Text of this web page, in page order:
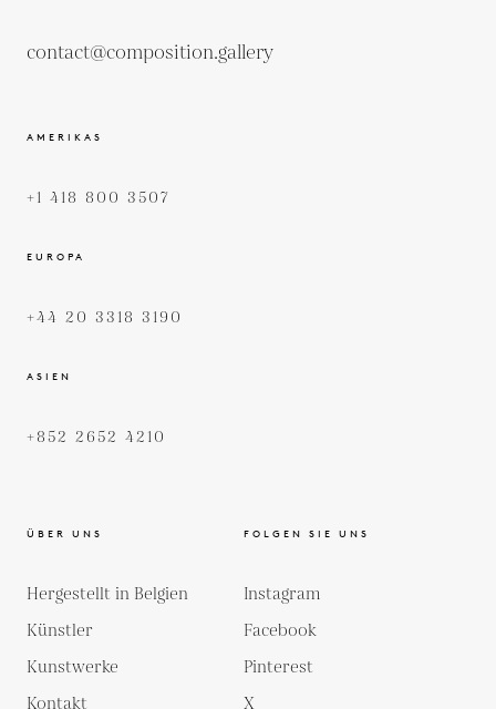
contact@composition.gallery
AMERIKAS
+1 418 800 3507
EUROPA
+44 20 3318 3190
ASIEN
+852 2652 4210
ÜBER UNS
Hergestellt in Belgien
Künstler
Kunstwerke
Kontakt
FOLGEN SIE UNS
Instagram
Facebook
Pinterest
X